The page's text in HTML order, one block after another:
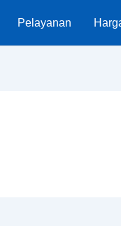
Pelayanan